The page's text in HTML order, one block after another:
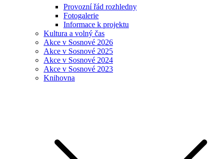
Provozní řád rozhledny
Fotogalerie
Informace k projektu
Kultura a volný čas
Akce v Sosnové 2026
Akce v Sosnové 2025
Akce v Sosnové 2024
Akce v Sosnové 2023
Knihovna